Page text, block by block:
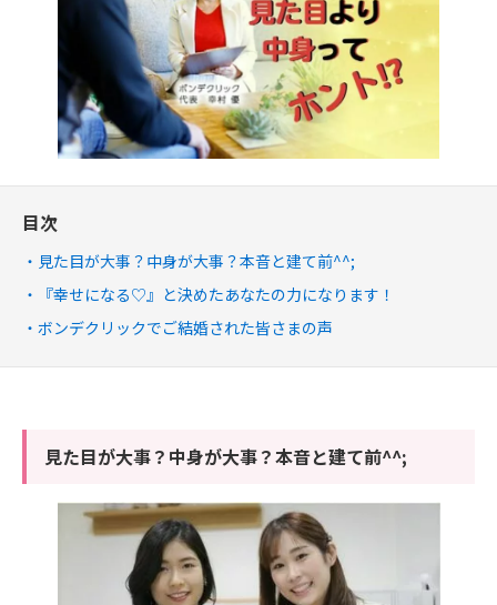
目次
見た目が大事？中身が大事？本音と建て前^^;
『幸せになる♡』と決めたあなたの力になります！
ボンデクリックでご結婚された皆さまの声
見た目が大事？中身が大事？本音と建て前^^;